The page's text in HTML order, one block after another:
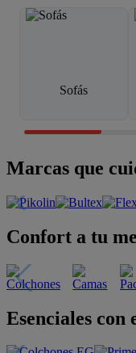
Sofás
Marcas que
Confort a tu
Esenciales con